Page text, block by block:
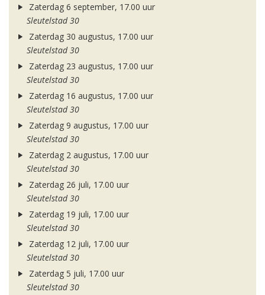
Zaterdag 6 september, 17.00 uur
Sleutelstad 30
Zaterdag 30 augustus, 17.00 uur
Sleutelstad 30
Zaterdag 23 augustus, 17.00 uur
Sleutelstad 30
Zaterdag 16 augustus, 17.00 uur
Sleutelstad 30
Zaterdag 9 augustus, 17.00 uur
Sleutelstad 30
Zaterdag 2 augustus, 17.00 uur
Sleutelstad 30
Zaterdag 26 juli, 17.00 uur
Sleutelstad 30
Zaterdag 19 juli, 17.00 uur
Sleutelstad 30
Zaterdag 12 juli, 17.00 uur
Sleutelstad 30
Zaterdag 5 juli, 17.00 uur
Sleutelstad 30